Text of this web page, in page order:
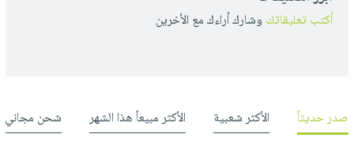
أكتب تعليقاتك وشارك أراءك مع الأخرين
صدر حديثاً الأكثر شعبية الأكثر مبيعاً هذا الشهر شحن مجاني